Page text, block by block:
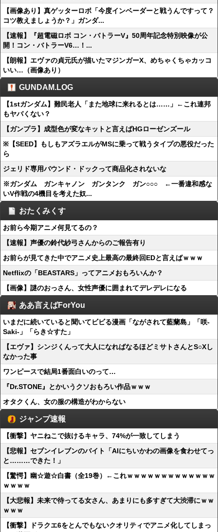
【画像あり】真ゲッターロボ「今度インベーダーと戦うんですって？
コツ教えましょうか？」ガンダ...
【速報】『超電磁ロボ コン・バトラーV』50周年記念特別映像が公
開！コン・バトラーV6…！...
【朗報】エヴァの貞元氏が描いたマジンガーX、めちゃくちゃカッコ
いい…（画像あり）
GUNDAM.LOG
【1stガンダム】難民老人「また地球に来れるとは……」←これ連邦
もヤバくない？
【ガンプラ】成型色が変なキットと言えばHGローゼンズール
※【SEED】もしもアズラエルがMSに乗って戦うタイプの悪役だった
ら
ジェリド専用バウンド・ドックって商品化されないな
※ガンダム ガンキャノン ガンタンク ガン○○○ ←一番違和感な
いV作戦の4機目を考えた奴...
おたくみくす
お前ら今期アニメ何見てるの？
【速報】声優の鈴代紗弓さんからのご報告有り
お前らが見てきた中でアニメ史上最高の最終回EDと言えばｗｗｗ
Netflixの「BEASTARS」ってアニメおもろいんか？
【画像】謎のおっさん、女性声優に囲まれてデレデレになる
ああ言えばForYou
いまだに続いていると聞いてビビる漫画「ながされて藍蘭島」「咲-
Saki-」「らき☆すた」
【エヴァ】シンジくんって大人になればなるほどミサトさんとS○Xし
なかった事
ワンピースで結局1番面白いのって…
『Dr.STONE』とかいうクソおもろい作品ｗｗｗ
オタクくん、女の服の構造がわからない
ジャンプ速報
【衝撃】ヤニねこで抜けるキャラ、74%が一致してしまう
【悲報】セブンイレブンのバイト「AIにちいかわの画像を食わせてっ
と………できた！」
【驚愕】幽☆遊☆白書（全19巻）←これｗｗｗｗｗｗｗｗｗｗｗｗｗ
ｗｗｗｗ
【大悲報】未来で待ってる女さん、あまりにも多すぎて大渋滞にｗｗ
ｗｗｗ
【衝撃】ドラクエ6をとんでもないクオリティでアニメ化してしまっ